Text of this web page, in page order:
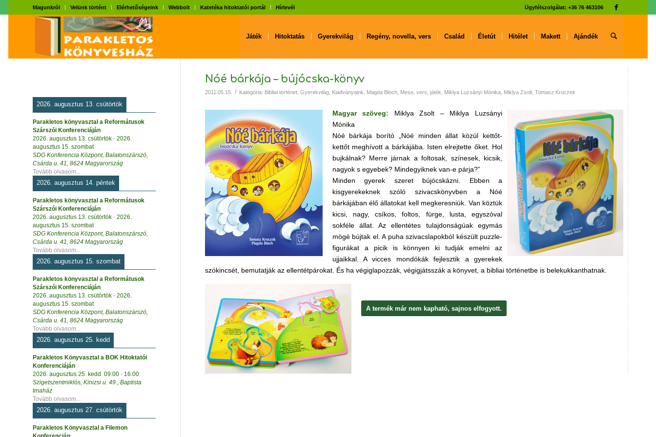
Magunkról Velünk történt Elérhetőségeink Webbolt Katetéka hitoktatói portál Hírlevél Ügyfélszolgálat: +36 76 463106
Játék Hitoktatás Gyerekvilág Regény, novella, vers Család Életút Hitélet Makett Ajándék
Nóé bárkája – bújócska-könyv
2011.05.15. / Kategória: Bibliai történet, Gyerekvilág, Kiadványaink Magda Bloch, Mese, vers, játék Miklya Luzsányi Mónika, Miklya Zsolt, Tomasz Kruczek
Magyar szöveg: Miklya Zsolt – Miklya Luzsányi
Mónika
Nóé bárkája borító „Nóé minden állat közül kettőt-
kettőt meghívott a bárkájába. Isten elrejtette őket. Hol
bujkálnak? Merre járnak a foltosak, színesek, kicsik,
nagyok s egyebek? Mindegyiknek van-e párja?”
Minden gyerek szeret bújócskázni. Ebben a
kisgyerekeknek szóló szivacskönyvben a Nóé
bárkájában élő állatokat kell megkeresniük. Van köztük
kicsi, nagy, csíkos, foltos, fürge, lusta, egyszóval
sokféle állat. Az ellentétes tulajdonságúak egymás
mögé bújtak el. A puha szivacslapokból készült puzzle-
figurákat a picik is könnyen ki tudják emelni az
ujjaikkal. A vicces mondókák fejlesztik a gyerekek
szókincsét, bemutatják az ellentétpárokat. És ha végiglapozzák, végigjátsszák a könyvet, a bibliai történetbe is belekukkanthatnak.
A termék már nem kapható, sajnos elfogyott.
2026. augusztus 13. csütörtök
Parakletos könyvasztal a Reformátusok
Szárszói Konferenciáján
2026. augusztus 13. csütörtök - 2026.
augusztus 15. szombat
SDG Konferencia Központ, Balatonszárszó,
Csárda u. 41, 8624 Magyarország
Tovább olvasom...
2026. augusztus 14. péntek
Parakletos könyvasztal a Reformátusok
Szárszói Konferenciáján
2026. augusztus 13. csütörtök - 2026.
augusztus 15. szombat
SDG Konferencia Központ, Balatonszárszó,
Csárda u. 41, 8624 Magyarország
Tovább olvasom...
2026. augusztus 15. szombat
Parakletos könyvasztal a Reformátusok
Szárszói Konferenciáján
2026. augusztus 13. csütörtök - 2026.
augusztus 15. szombat
SDG Konferencia Központ, Balatonszárszó,
Csárda u. 41, 8624 Magyarország
Tovább olvasom...
2026. augusztus 25. kedd
Parakletos Könyvasztal a BOK Hitoktatói
Konferenciáján
2026. augusztus 25. kedd 09:00 - 16:00
Szigetszentmiklós, Kinizsi u. 49., Baptista
Imaház
Tovább olvasom...
2026. augusztus 27. csütörtök
Parakletos Könyvasztal a Filemon